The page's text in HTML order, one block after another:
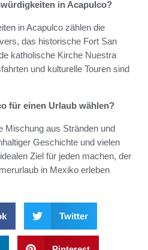
in Acapulco?
in Acapulco zählen die
das historische Fort San
katholische Kirche Nuestra
und kulturelle Touren sind
für einen Urlaub wählen?
Mischung aus Stränden und
Geschichte und vielen
Ziel für jeden machen, der
in Mexiko erleben
Twitter